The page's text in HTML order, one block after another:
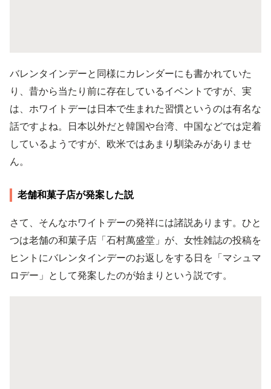
バレンタインデーと同様にカレンダーにも書かれていた
り、昔から当たり前に存在しているイベントですが、実
は、ホワイトデーは日本で生まれた習慣というのは有名な
話ですよね。日本以外だと韓国や台湾、中国などでは定着
しているようですが、欧米ではあまり馴染みがありませ
ん。
老舗和菓子店が発案した説
さて、そんなホワイトデーの発祥には諸説あります。ひと
つは老舗の和菓子店「石村萬盛堂」が、女性雑誌の投稿を
ヒントにバレンタインデーのお返しをする日を「マシュマ
ロデー」として発案したのが始まりという説です。